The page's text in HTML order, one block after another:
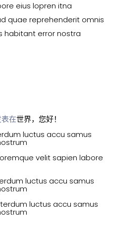
eius lopren itna
quae reprehenderit omnis
habitant error nostra
在世界，您好！
luctus accu samus
velit sapien labore
luctus accu samus
luctus accu samus